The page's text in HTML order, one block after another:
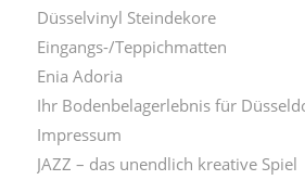
Düsselvinyl Steindekore
Eingangs-/Teppichmatten
Enia Adoria
Ihr Bodenbelagerlebnis für
Impressum
JAZZ – das unendlich kreative Spiel